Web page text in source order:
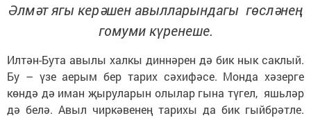
Әлмәт ягы керәшен авылларындагы гөсләнең
гомуми күренеше.
Илтән-Бута авылы халкы диннәрен дә бик нык саклый.
Бу – үзе аерым бер тарих сәхифәсе. Монда хәзерге
көндә дә иман җыруларын олылар гына түгел, яшьләр
дә белә. Авыл чиркәвенең тарихы да бик гыйбрәтле.